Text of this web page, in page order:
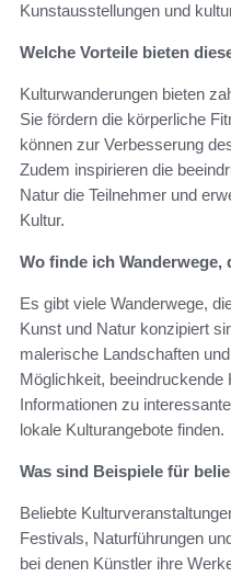
Kunstausstellungen und
Welche Vorteile bieten
Kulturwanderungen bieten
Sie fördern die körperliche
können zur Verbesserung
Zudem inspirieren die
Natur die Teilnehmer und
Kultur.
Wo finde ich
Es gibt viele Wanderwege,
Kunst und Natur konzipiert
malerische Landschaften
Möglichkeit, beeindruckende
Informationen zu
lokale Kulturangebote finden.
Was sind Beispiele für
Beliebte
Festivals, Naturführungen
bei denen Künstler ihre